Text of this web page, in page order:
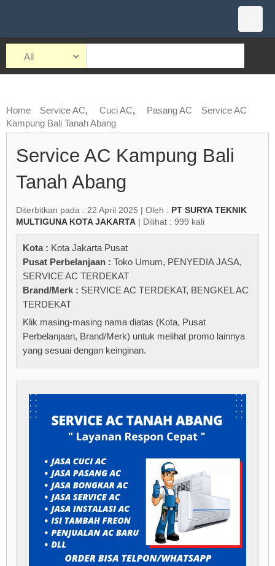
Home Service AC, Cuci AC, Pasang AC
Service AC
Kampung Bali Tanah Abang
Service AC Kampung Bali
Tanah Abang
Diterbitkan pada : 22 April 2025 | Oleh : PT SURYA TEKNIK
MULTIGUNA KOTA JAKARTA | Dilihat : 999 kali
Kota : Kota Jakarta Pusat
Pusat Perbelanjaan : Toko Umum, PENYEDIA JASA,
SERVICE AC TERDEKAT
Brand/Merk : SERVICE AC TERDEKAT, BENGKEL AC
TERDEKAT
Klik masing-masing nama diatas (Kota, Pusat
Perbelanjaan, Brand/Merk) untuk melihat promo lainnya
yang sesuai dengan keinginan.